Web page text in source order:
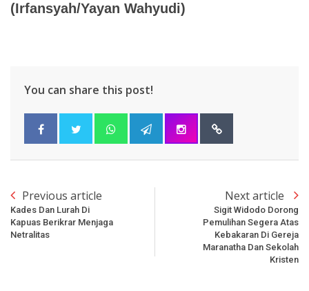
(Irfansyah/Yayan Wahyudi)
You can share this post!
Previous article
Kades Dan Lurah Di
Kapuas Berikrar Menjaga
Netralitas
Next article
Sigit Widodo Dorong
Pemulihan Segera Atas
Kebakaran Di Gereja
Maranatha Dan Sekolah
Kristen